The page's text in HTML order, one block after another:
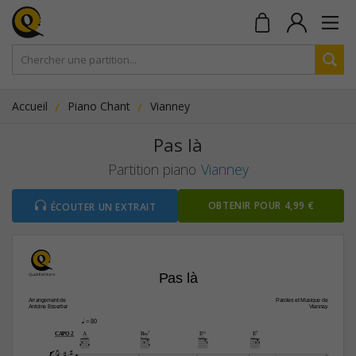
Accueil Piano Chant Vianney
Pas là
Partition piano Vianney
ÉCOUTER UN EXTRAIT OBTENIR POUR 4,99 €

Arrangement de
Antoine Essertier
Paroles et Musique de
Viannay
Pas là
q = 80

CAPO 2 A B‹7 E11 E7